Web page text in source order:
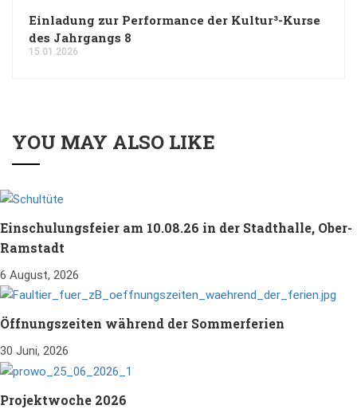
Einladung zur Performance der Kultur³-Kurse
des Jahrgangs 8
15.01.2026
YOU MAY ALSO LIKE
Einschulungsfeier am 10.08.26 in der Stadthalle, Ober-
Ramstadt
6 August, 2026
Öffnungszeiten während der Sommerferien
30 Juni, 2026
Projektwoche 2026